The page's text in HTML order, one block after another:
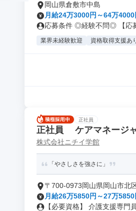
岡山県倉敷市中島
月給24万3000円～64万4000
応募条件 ◎経験不問◎ 【応
業界未経験歓迎 資格取得支援あ
正社員
正社員 ケアマネージ
株式会社ニチイ学館
「やさしさを強さに」
〒700-0973岡山県岡山市北
月給26万5850円～27万5850
【必要資格】 介護支援専門員